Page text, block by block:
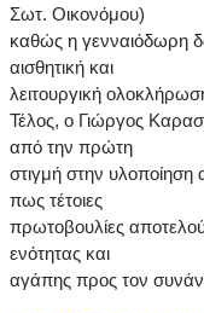
Σωτ. Οικονόμου)
καθώς η γενναιόδωρη
αισθητική και
λειτουργική
Τέλος, ο Γιώργος
από την πρώτη
στιγμή στην υλοποίηση
πως τέτοιες
πρωτοβουλίες
ενότητας και
αγάπης προς τον